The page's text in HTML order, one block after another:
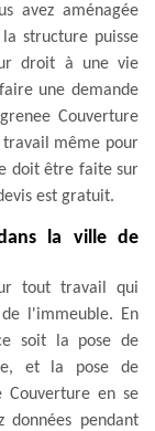
avez aménagée
structure puisse
droit à une vie
une demande
Couverture
travail même pour
doit être faite sur
est gratuit.
la ville de
tout travail qui
l'immeuble. En
soit la pose de
et la pose de
Couverture en se
données pendant